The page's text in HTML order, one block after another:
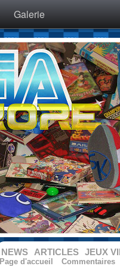
Galerie
NEWS ARTICLES JEUX
Page d'accueil Commentaires